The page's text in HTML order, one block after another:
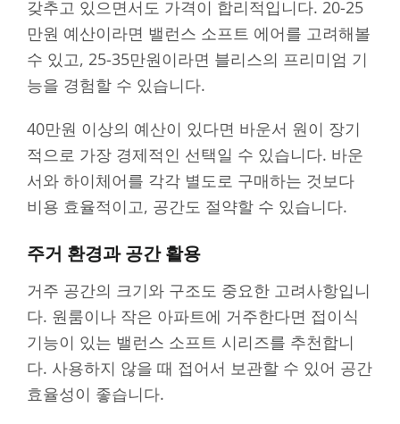
갖추고 있으면서도 가격이 합리적입니다. 20-25
만원 예산이라면 밸런스 소프트 에어를 고려해볼
수 있고, 25-35만원이라면 블리스의 프리미엄 기
능을 경험할 수 있습니다.
40만원 이상의 예산이 있다면 바운서 원이 장기
적으로 가장 경제적인 선택일 수 있습니다. 바운
서와 하이체어를 각각 별도로 구매하는 것보다
비용 효율적이고, 공간도 절약할 수 있습니다.
주거 환경과 공간 활용
거주 공간의 크기와 구조도 중요한 고려사항입니
다. 원룸이나 작은 아파트에 거주한다면 접이식
기능이 있는 밸런스 소프트 시리즈를 추천합니
다. 사용하지 않을 때 접어서 보관할 수 있어 공간
효율성이 좋습니다.